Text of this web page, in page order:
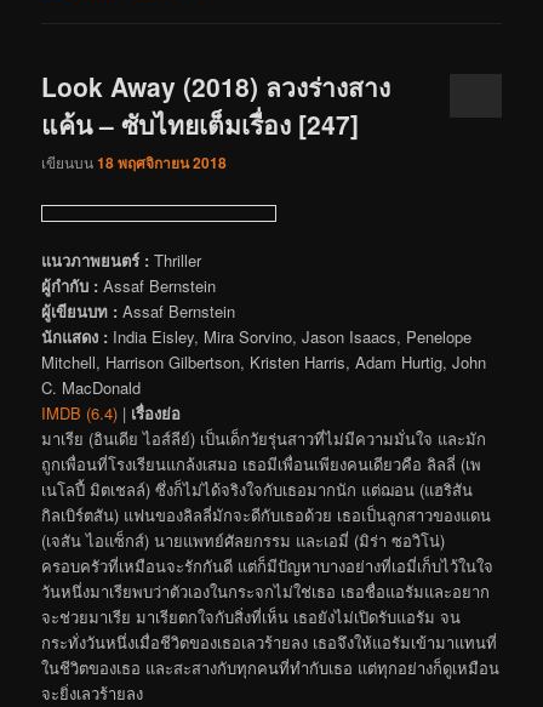
Look Away (2018) ลวงร่างสาง
แค้น – ซับไทยเต็มเรื่อง [247]
เขียนบน18 พฤศจิกายน 2018
แนวภาพยนตร์ : Thriller
ผู้กำกับ : Assaf Bernstein
ผู้เขียนบท : Assaf Bernstein
นักแสดง : India Eisley, Mira Sorvino, Jason Isaacs, Penelope
Mitchell, Harrison Gilbertson, Kristen Harris, Adam Hurtig, John
C. MacDonald
IMDB (6.4) | เรื่องย่อ
มาเรีย (อินเดีย ไอส์ลีย์) เป็นเด็กวัยรุ่นสาวที่ไม่มีความมั่นใจ และมัก
ถูกเพื่อนที่โรงเรียนแกล้งเสมอ เธอมีเพื่อนเพียงคนเดียวคือ ลิลลี่ (เพ
เนโลปี้ มิตเชลล์) ซึ่งก็ไม่ได้จริงใจกับเธอมากนัก แต่ฌอน (แฮริสัน
กิลเบิร์ตสัน) แฟนของลิลลี่มักจะดีกับเธอด้วย เธอเป็นลูกสาวของแดน
(เจสัน ไอแซ็กส์) นายแพทย์ศัลยกรรม และเอมี่ (มิร่า ซอวิโน่)
ครอบครัวที่เหมือนจะรักกันดี แต่ก็มีปัญหาบางอย่างที่เอมี่เก็บไว้ในใจ
วันหนึ่งมาเรียพบว่าตัวเองในกระจกไม่ใช่เธอ เธอชื่อแอรัมและอยาก
จะช่วยมาเรีย มาเรียตกใจกับสิ่งที่เห็น เธอยังไม่เปิดรับแอรัม จน
กระทั่งวันหนึ่งเมื่อชีวิตของเธอเลวร้ายลง เธอจึงให้แอรัมเข้ามาแทนที่
ในชีวิตของเธอ และสะสางกับทุกคนที่ทำกับเธอ แต่ทุกอย่างก็ดูเหมือน
จะยิ่งเลวร้ายลง